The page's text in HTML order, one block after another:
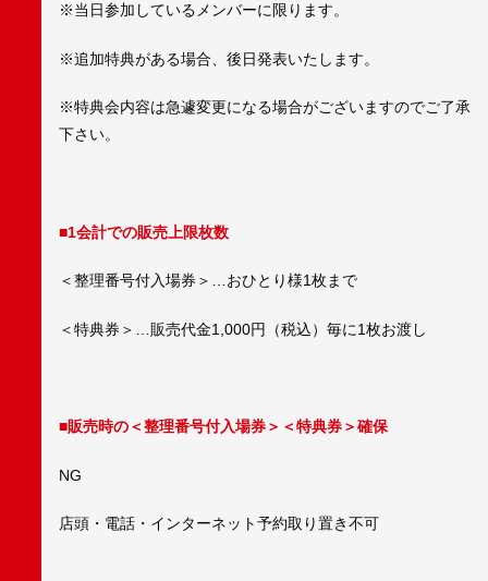
※当日参加しているメンバーに限ります。
※追加特典がある場合、後日発表いたします。
※特典会内容は急遽変更になる場合がございますのでご了承
下さい。
■1会計での販売上限枚数
＜整理番号付入場券＞…おひとり様1枚まで
＜特典券＞…販売代金1,000円（税込）毎に1枚お渡し
■販売時の＜整理番号付入場券＞＜特典券＞確保
NG
店頭・電話・インターネット予約取り置き不可